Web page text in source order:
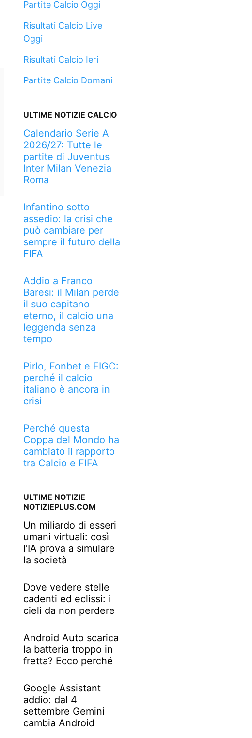
Partite Calcio Oggi
Risultati Calcio Live
Oggi
Risultati Calcio Ieri
Partite Calcio Domani
ULTIME NOTIZIE CALCIO
Calendario Serie A
2026/27: Tutte le
partite di Juventus
Inter Milan Venezia
Roma
Infantino sotto
assedio: la crisi che
può cambiare per
sempre il futuro della
FIFA
Addio a Franco
Baresi: il Milan perde
il suo capitano
eterno, il calcio una
leggenda senza
tempo
Pirlo, Fonbet e FIGC:
perché il calcio
italiano è ancora in
crisi
Perché questa
Coppa del Mondo ha
cambiato il rapporto
tra Calcio e FIFA
ULTIME NOTIZIE
NOTIZIEPLUS.COM
Un miliardo di esseri
umani virtuali: così
l’IA prova a simulare
la società
Dove vedere stelle
cadenti ed eclissi: i
cieli da non perdere
Android Auto scarica
la batteria troppo in
fretta? Ecco perché
Google Assistant
addio: dal 4
settembre Gemini
cambia Android